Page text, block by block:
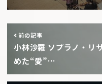
前の記事
小林沙羅 ソプラノ・リ
めた“愛”…